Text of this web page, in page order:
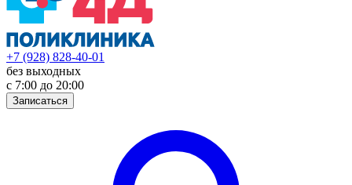
+7 (928) 828-40-01
без выходных
с 7:00 до 20:00
Записаться